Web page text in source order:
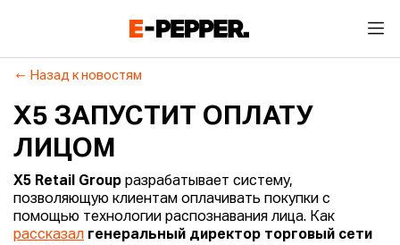
Назад к новостям
X5 ЗАПУСТИТ ОПЛАТУ
ЛИЦОМ
X5 Retail Group разрабатывает систему,
позволяющую клиентам оплачивать покупки с
помощью технологии распознавания лица. Как
рассказал генеральный директор торговый сети